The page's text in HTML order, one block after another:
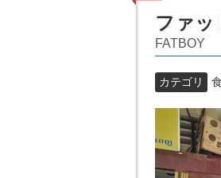
ファッ
FATBOY
カテゴリ